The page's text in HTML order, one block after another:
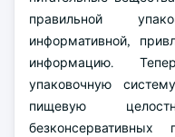
правильной
информативной,
информацию.
упаковочную
пищевую